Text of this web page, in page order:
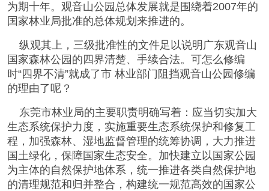
为期十年。观音山公园总体发展就是围绕着2007年的
国家林业局批准的总体规划来推进的。
纵观其上，三级批准性的文件足以说明广东观音山
国家森林公园的四界清楚、手续合法。可怎么修编
时“四界不清”就成了市 林业部门阻挡观音山公园修编
的理由了呢？
东莞市林业局的主要职责明确写着：应当切实加大
生态系统保护力度，实施重要生态系统保护和修复工
程，加强森林、湿地监督管理的统筹协调，大力推进
国土绿化，保障国家生态安全。加快建立以国家公园
为主体的自然保护地体系，统一推进各类自然保护地
的清理规范和归并整合，构建统一规范高效的国家公